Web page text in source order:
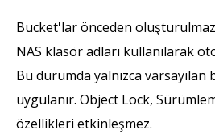
Bucket'lar önceden
NAS klasör adları kullanılarak
Bu durumda yalnızca varsayılan
uygulanır. Object Lock,
özellikleri etkinleşmez.